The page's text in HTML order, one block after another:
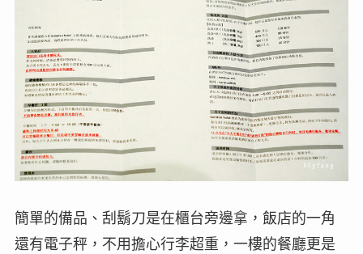
簡單的備品、刮鬍刀是在櫃台旁邊拿，飯店的一角
還有電子秤，不用擔心行李超重，一樓的餐廳更是